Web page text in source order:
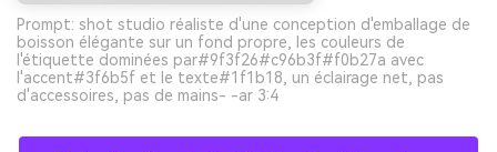
Prompt: shot studio réaliste d'une conception d'emballage de
boisson élégante sur un fond propre, les couleurs de
l'étiquette dominées par#9f3f26#c96b3f#f0b27a avec
l'accent#3f6b5f et le texte#1f1b18, un éclairage net, pas
d'accessoires, pas de mains- -ar 3:4